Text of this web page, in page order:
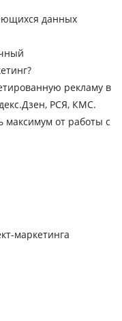
данных
рекламу в
РСЯ, КМС.
максимум от работы с
маркетинга